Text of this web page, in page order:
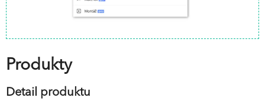
Produkty
Detail produktu